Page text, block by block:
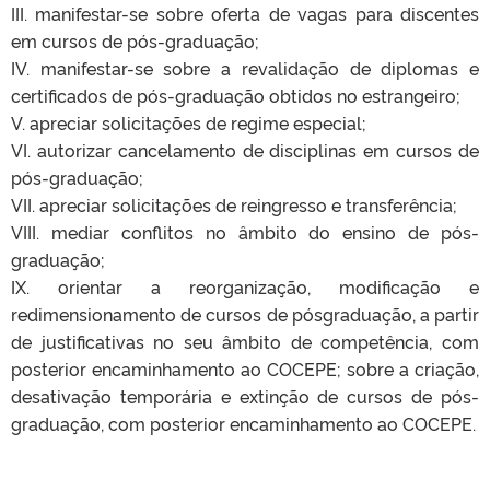
III. manifestar-se sobre oferta de vagas para discentes
em cursos de pós-graduação;
IV. manifestar-se sobre a revalidação de diplomas e
certificados de pós-graduação obtidos no estrangeiro;
V. apreciar solicitações de regime especial;
VI. autorizar cancelamento de disciplinas em cursos de
pós-graduação;
VII. apreciar solicitações de reingresso e transferência;
VIII. mediar conflitos no âmbito do ensino de pós-
graduação;
IX. orientar a reorganização, modificação e
redimensionamento de cursos de pósgraduação, a partir
de justificativas no seu âmbito de competência, com
posterior encaminhamento ao COCEPE; sobre a criação,
desativação temporária e extinção de cursos de pós-
graduação, com posterior encaminhamento ao COCEPE.